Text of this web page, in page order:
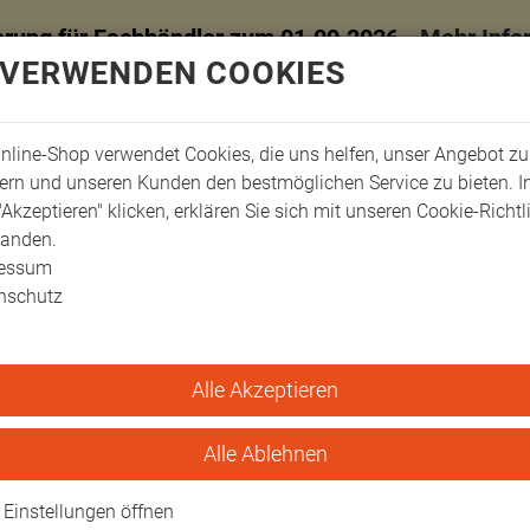
für Fachhändler zum 01.09.2026 -Mehr
Kunstleder, handgefertigt, 30x1…
in Germany
COOKIES
Shop verwendet Cookies, die uns helfen, unser Angebot zu
und unseren Kunden den bestmöglichen Service zu bieten.
klicken, erklären Sie sich mit unseren Cookie-
Alle Akzeptieren
Alle Ablehnen
Einstellungen öffnen